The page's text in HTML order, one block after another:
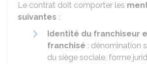
Le contrat doit comporter les
suivantes :
Identité du franchiseur
franchisé : dénomination
du siège sociale, forme